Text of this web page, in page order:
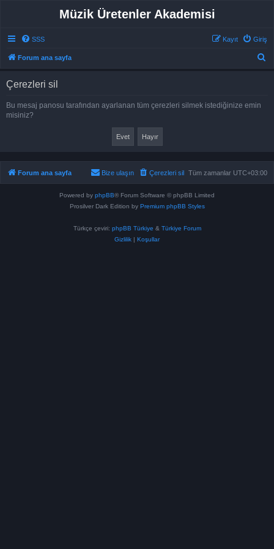
Müzik Üretenler Akademisi
SSS Giriş
Kayıt
Forum ana sayfa
Çerezleri sil
Bu mesaj panosu tarafından ayarlanan tüm çerezleri silmek istediğinize emin
misiniz?
Forum ana sayfa Tüm zamanlar UTC+03:00
Çerezleri sil
Bize ulaşın
Powered by phpBB® Forum Software © phpBB Limited
Prosilver Dark Edition by Premium phpBB Styles
Türkçe çeviri: phpBB Türkiye & Türkiye Forum
Gizlilik | Koşullar